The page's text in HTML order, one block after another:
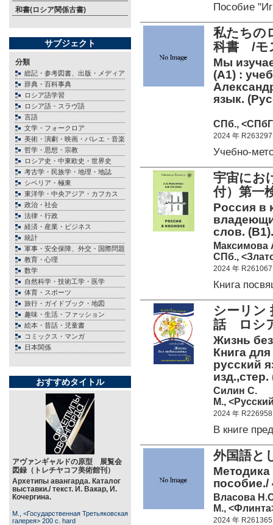
和書(ロシア関係古書)
サブジェクト
分類
総記・参考図書、出版・メディア
辞典・百科事典
ロシア語学習
ロシア語・スラヴ語
言語
文学・フォークロア
美術・演劇・映画・バレエ・音楽
哲学・思想・宗教
ロシア史・中東欧史・世界史
考古学・民族学・地理・地誌
シベリア・極東
東洋学・中央アジア・カフカス
政治・社会
法律・行政
経済・産業・ビジネス
統計
軍事・安全保障、外交・国際問題
教育・心理
数学
自然科学・技術工学・医学
体育・スポーツ
旅行・ガイドブック・地図
趣味・生活・ファッション
絵本・昔話・児童書
コミックス・マンガ
日本関係
おすすめタイトル
アヴァンギャルドの原型 展覧会
図録（トレチヤコフ美術館刊）
Архетипы авангарда. Каталог
выставки./ текст. И. Вакар, И.
Кочергина.
М., <Государственная Третьяковская
галерея> 200 c. hard
Пособие
私たちの
科書 /モ
Мы
(А1) :
язык.
СПб.,
2024 年 R263297
Учебно-
宇宙にお
付）第一
Россия в
слов.
Максимова
СПб.,
2024 年 R261067
Книга
シーリン
話 ロシ
Жизнь
Книга
русский
Силин С.
М.,
2024 年 R226958
В книге
外国語と
пособие./
Власова
М.,
2024 年 R261365